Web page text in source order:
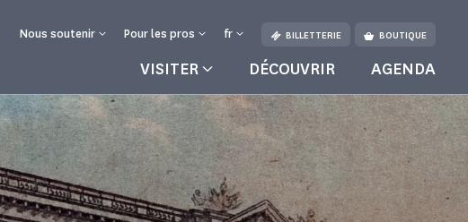
Nous soutenir Pour les pros fr BILLETTERIE BOUTIQUE
VISITER DÉCOUVRIR AGENDA